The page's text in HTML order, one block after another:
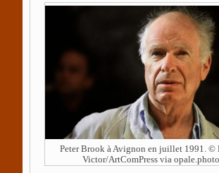
Peter Brook à Avignon en juillet 1991. ©
Victor/ArtComPress via opale.photo